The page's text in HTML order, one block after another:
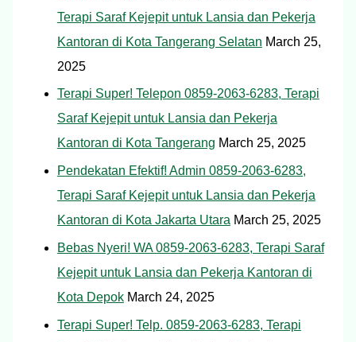
Terapi Saraf Kejepit untuk Lansia dan Pekerja
Kantoran di Kota Tangerang Selatan March 25,
2025
Terapi Super! Telepon 0859-2063-6283, Terapi
Saraf Kejepit untuk Lansia dan Pekerja
Kantoran di Kota Tangerang March 25, 2025
Pendekatan Efektif! Admin 0859-2063-6283,
Terapi Saraf Kejepit untuk Lansia dan Pekerja
Kantoran di Kota Jakarta Utara March 25, 2025
Bebas Nyeri! WA 0859-2063-6283, Terapi Saraf
Kejepit untuk Lansia dan Pekerja Kantoran di
Kota Depok March 24, 2025
Terapi Super! Telp. 0859-2063-6283, Terapi